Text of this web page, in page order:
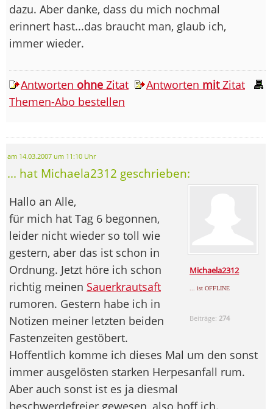
dazu. Aber danke, dass du mich nochmal
erinnert hast...das braucht man, glaub ich,
immer wieder.
Antworten ohne Zitat Antworten mitZitat
Themen-Abo bestellen
am 14.03.2007 um 11:10 Uhr
... hat Michaela2312 geschrieben:
Michaela2312
... ist OFFLINE
Beiträge: 274
Hallo an Alle,
für mich hat Tag 6 begonnen,
leider nicht wieder so toll wie
gestern, aber das ist schon in
Ordnung. Jetzt höre ich schon
richtig meinen Sauerkrautsaft
rumoren. Gestern habe ich in
Notizen meiner letzten beiden
Fastenzeiten gestöbert.
Hoffentlich komme ich dieses Mal um den sonst
immer ausgelösten starken Herpesanfall rum.
Aber auch sonst ist es ja diesmal
beschwerdefreier gewesen, also hoff ich.